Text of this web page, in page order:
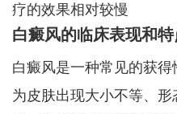
疗的效果相对较慢
白癜风的临床表现和特
白癜风是一种常见的获
为皮肤出现大小不等、